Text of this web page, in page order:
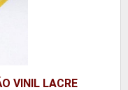
VINIL LACRE